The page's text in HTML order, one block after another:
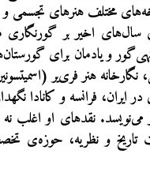
مختلف هنرهای تجسمی و
اخیر بر گورنگاری
و یادمان برای گورستان‌ها
هنر فری‌یر
ایران، فرانسه و کانادا
نقدهای او اغلب
تاریخ و نظریه، حوزه‌ی